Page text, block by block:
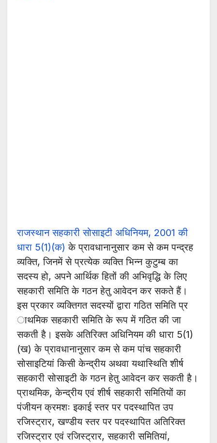
राजस्थान सहकारी सोसाइटी अधिनियम, 2001 की
धारा 5(1)(क) के प्रावधानानुसार कम से कम पन्द्रह
व्यक्ति, जिनमें से प्रत्येक व्यक्ति भिन्न कुटुम्ब का
सदस्य हो, अपने आर्थिक हितों की अभिवृद्धि के लिए
सहकारी समिति के गठन हेतु आवेदन कर सकते हैं।
इस प्रकार व्यक्तिगत सदस्यों द्वारा गठित समिति प्र
ाथमिक सहकारी समिति के रूप में गठित की जा
सकती है। इसके अतिरिक्त अधिनियम की धारा 5(1)
(ख) के प्रावधानानुसार कम से कम पांच सहकारी
सोसाइटियां किसी केन्द्रीय अथवा यथास्थिति शीर्ष
सहकारी सोसाइटी के गठन हेतु आवेदन कर सकती है।
प्राथमिक, केन्द्रीय एवं शीर्ष सहकारी समितियों का
पंजीयन क्रमशः इकाई स्तर पर पदस्थापित उप
रजिस्ट्रार, खण्डीय स्तर पर पदस्थापित अतिरिक्त
रजिस्ट्रार एवं रजिस्ट्रार, सहकारी समितियां,